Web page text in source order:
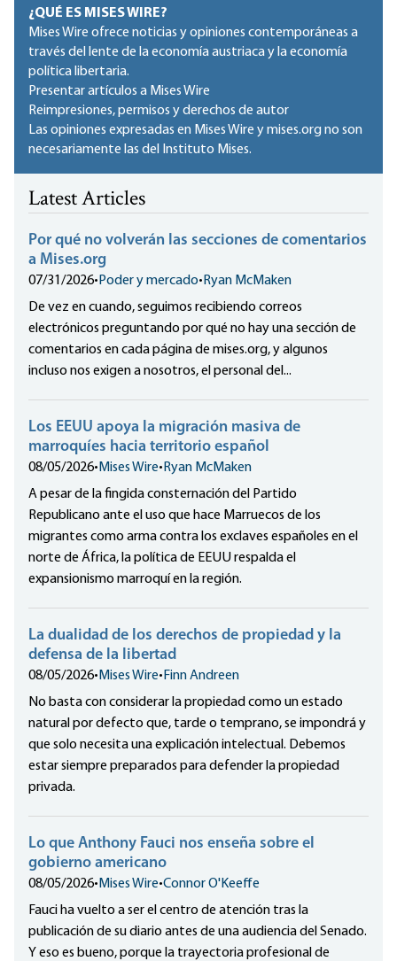
¿QUÉ ES MISES WIRE?
Mises Wire ofrece noticias y opiniones contemporáneas a
través del lente de la economía austriaca y la economía
política libertaria.
Presentar artículos a Mises Wire
Reimpresiones, permisos y derechos de autor
Las opiniones expresadas en Mises Wire y mises.org no son
necesariamente las del Instituto Mises.
Latest Articles
Por qué no volverán las secciones de comentarios
a Mises.org
07/31/2026•Poder y mercado•Ryan McMaken
De vez en cuando, seguimos recibiendo correos
electrónicos preguntando por qué no hay una sección de
comentarios en cada página de mises.org, y algunos
incluso nos exigen a nosotros, el personal del...
Los EEUU apoya la migración masiva de
marroquíes hacia territorio español
08/05/2026• Mises Wire•Ryan McMaken
A pesar de la fingida consternación del Partido
Republicano ante el uso que hace Marruecos de los
migrantes como arma contra los exclaves españoles en el
norte de África, la política de EEUU respalda el
expansionismo marroquí en la región.
La dualidad de los derechos de propiedad y la
defensa de la libertad
08/05/2026• Mises Wire• Finn Andreen
No basta con considerar la propiedad como un estado
natural por defecto que, tarde o temprano, se impondrá y
que solo necesita una explicación intelectual. Debemos
estar siempre preparados para defender la propiedad
privada.
Lo que Anthony Fauci nos enseña sobre el
gobierno americano
08/05/2026• Mises Wire•Connor O'Keeffe
Fauci ha vuelto a ser el centro de atención tras la
publicación de su diario antes de una audiencia del Senado.
Y eso es bueno, porque la trayectoria profesional de